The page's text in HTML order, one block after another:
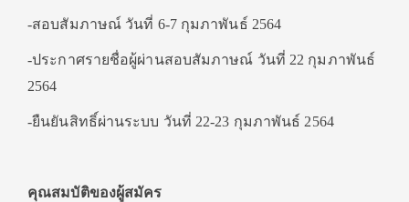
-สอบสัมภาษณ์ วันที่ 6-7 กุมภาพันธ์ 2564
-ประกาศรายชื่อผู้ผ่านสอบสัมภาษณ์ วันที่ 22 กุมภาพันธ์
2564
-ยืนยันสิทธิ์ผ่านระบบ วันที่ 22-23 กุมภาพันธ์ 2564
คุณสมบัติของผู้สมัคร